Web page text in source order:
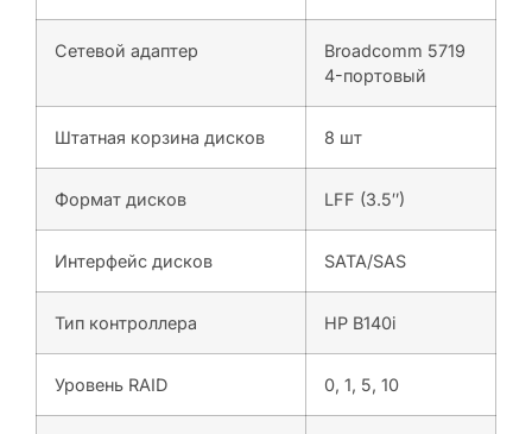
Сетевой адаптер
Broadcomm 5719
4-портовый
Штатная корзина дисков 8 шт
Формат дисков LFF (3.5″)
Интерфейс дисков SATA/SAS
Тип контроллера HP B140i
Уровень RAID 0, 1, 5, 10